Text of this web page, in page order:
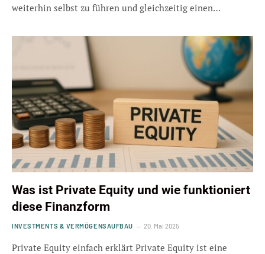
weiterhin selbst zu führen und gleichzeitig einen…
Was ist Private Equity und wie funktioniert
diese Finanzform
INVESTMENTS & VERMÖGENSAUFBAU 20. Mai 2025
Private Equity einfach erklärt Private Equity ist eine